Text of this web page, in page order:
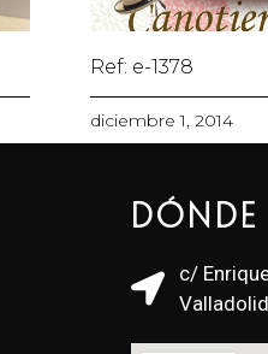
Ref: e-1378
diciembre 1, 2014
Dónde
c/
Valladolid